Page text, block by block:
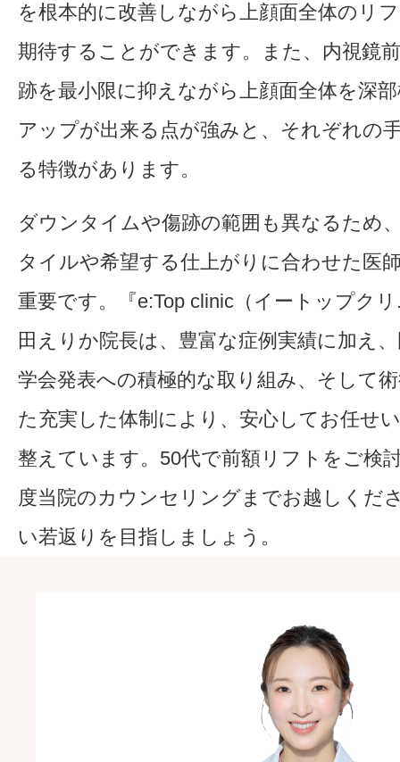
を根本的に改善しながら上顔面全体のリ
期待することができます。また、内視鏡
跡を最小限に抑えながら上顔面全体を深
アップが出来る点が強みと、それぞれの
る特徴があります。
ダウンタイムや傷跡の範囲も異なるため
タイルや希望する仕上がりに合わせた医
重要です。『e:Top clinic（イートップク
田えりか院長は、豊富な症例実績に加え
学会発表への積極的な取り組み、そして
た充実した体制により、安心してお任せ
整えています。50代で前額リフトをご検
度当院のカウンセリングまでお越しくだ
い若返りを目指しましょう。